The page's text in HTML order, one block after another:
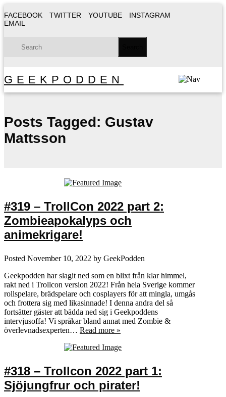
FACEBOOK TWITTER YOUTUBE
INSTAGRAM
EMAIL
GEEKPODDEN
Posts Tagged: Gustav
Mattsson
#319 – TrollCon 2022 part 2:
Zombieapokalyps och
animekrigare!
Posted November 10, 2022 by GeekPodden
Geekpodden har slagit ned som en blixt från klar himmel,
rakt ned i Trollcon version 2022! Från hela Sverige kommer
rollspelare, brädspelare och cosplayers för att mingla, umgås
och frottera sig med likasinnade! I denna andra del så
fortsätter gäster att bädda ned sig i Geekpoddens
intervjusoffa! Vi språkar bland annat med Zombie &
överlevnadsexperten… Read more »
#318 – Trollcon 2022 part 1:
Sjöjungfrur och pirater!